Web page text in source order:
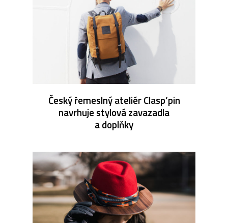
Český řemeslný ateliér Clasp’pin
navrhuje stylová zavazadla
a doplňky